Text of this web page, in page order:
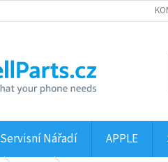
Servisní Nářadí APPLE